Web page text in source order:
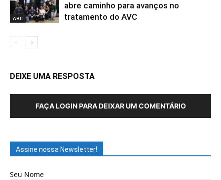
ABC
abre caminho para avanços no
tratamento do AVC
DEIXE UMA RESPOSTA
FAÇA LOGIN PARA DEIXAR UM COMENTÁRIO
Assine nossa Newsletter!
Seu Nome